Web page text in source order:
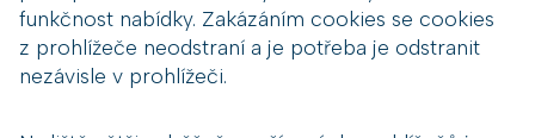
funkčnost nabídky. Zakázáním cookies se cookies
z prohlížeče neodstraní a je potřeba je odstranit
nezávisle v prohlížeči.